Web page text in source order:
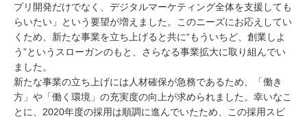
プリ開発だけでなく、デジタルマーケティング全体を支援しても
らいたい」という要望が増えました。このニーズにお応えしてい
くため、新たな事業を立ち上げると共に“もういちど、創業しよ
う”というスローガンのもと、さらなる事業拡大に取り組んでい
ました。
新たな事業の立ち上げには人材確保が急務であるため、「働き
方」や「働く環境」の充実度の向上が求められました。幸いなこ
とに、2020年度の採用は順調に進んでいたため、この採用スピ